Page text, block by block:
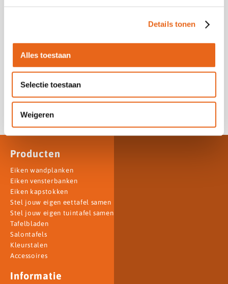
Details tonen
Alles toestaan
Selectie toestaan
Weigeren
Voor slechts 15 euro en ontvang het bedrag terug bij aankoop
van een product! Wil je het product toch niet bestellen? Stuur
Kleurstalen bestellen
Producten
Eiken wandplanken
Eiken vensterbanken
Eiken kapstokken
Stel jouw eigen eettafel samen
Stel jouw eigen tuintafel samen
Tafelbladen
Salontafels
Kleurstalen
Accessoires
Informatie